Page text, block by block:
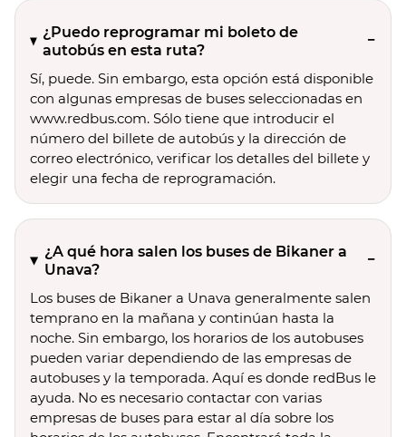
¿Puedo reprogramar mi boleto de
autobús en esta ruta?
Sí, puede. Sin embargo, esta opción está disponible
con algunas empresas de buses seleccionadas en
www.redbus.com. Sólo tiene que introducir el
número del billete de autobús y la dirección de
correo electrónico, verificar los detalles del billete y
elegir una fecha de reprogramación.
¿A qué hora salen los buses de Bikaner a
Unava?
Los buses de Bikaner a Unava generalmente salen
temprano en la mañana y continúan hasta la
noche. Sin embargo, los horarios de los autobuses
pueden variar dependiendo de las empresas de
autobuses y la temporada. Aquí es donde redBus le
ayuda. No es necesario contactar con varias
empresas de buses para estar al día sobre los